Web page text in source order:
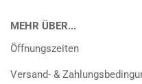
MEHR ÜBER...
Öffnungszeiten
Versand- &